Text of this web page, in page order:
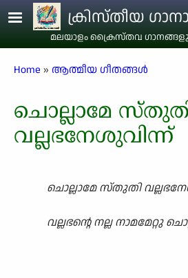
Skip to main content
ക്രിസ്തീയ
മലയാളം ക്രൈസ്തവ
Breadcrumb
Home ആത്മീയ ഗീതങ്ങൾ
ചൊല്ലാമേ
വല്ലഭനേശുവിന്ന്
ചൊല്ലാമേ സ്തുതി
വല്ലഭന്റെ നല്ല നാമമേറ്റു